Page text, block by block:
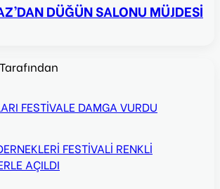
DÜĞÜN SALONU MÜJDESİ
FESTİVALE DAMGA VURDU
FESTİVALİ RENKLİ
AÇILDI